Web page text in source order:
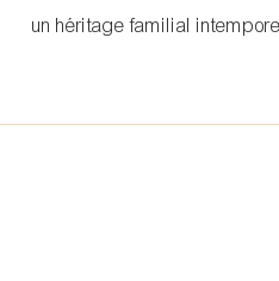
un héritage familial